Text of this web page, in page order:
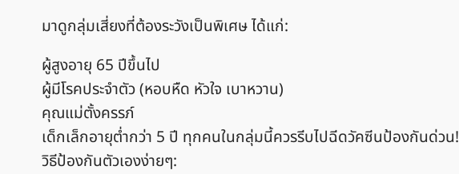
มาดูกลุ่มเสี่ยงที่ต้องระวังเป็นพิเศษ ได้แก่:
ผู้สูงอายุ 65 ปีขึ้นไป
ผู้มีโรคประจำตัว (หอบหืด หัวใจ เบาหวาน)
คุณแม่ตั้งครรภ์
เด็กเล็กอายุต่ำกว่า 5 ปี ทุกคนในกลุ่มนี้ควรรีบไปฉีดวัคซีนป้องกันด่วน!
วิธีป้องกันตัวเองง่ายๆ: